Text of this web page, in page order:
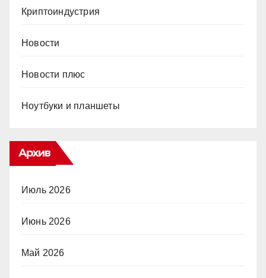
Криптоиндустрия
Новости
Новости плюс
Ноутбуки и планшеты
Архив
Июль 2026
Июнь 2026
Май 2026